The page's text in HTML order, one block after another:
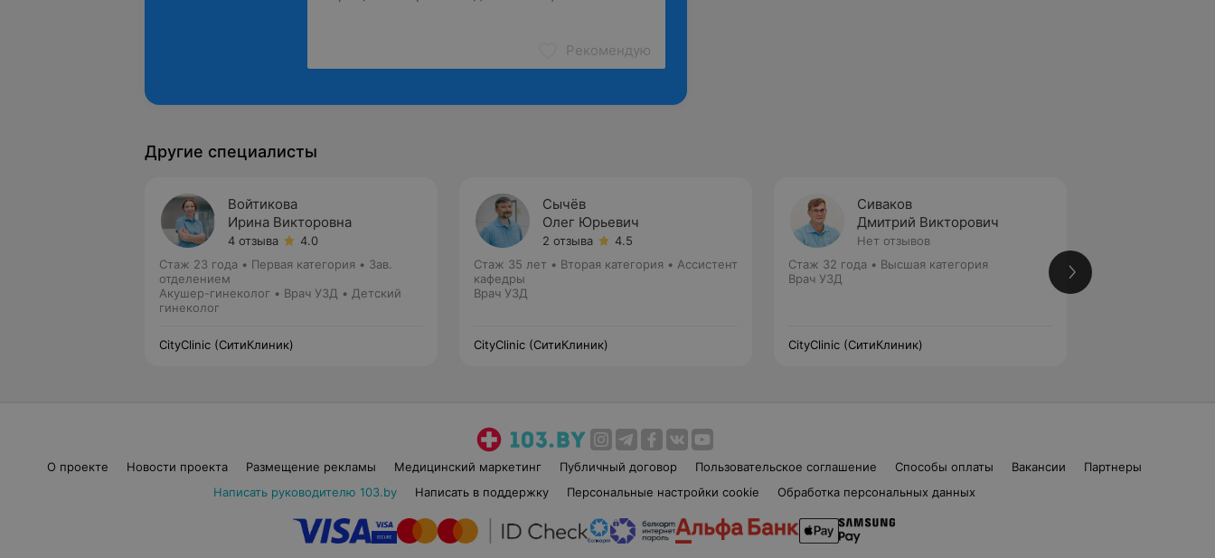
Рекомендую
Другие специалисты
Войтикова
Ирина Викторовна
4 отзыва
4.0
Стаж 23 года • Первая категория • Зав.
отделением
Акушер-гинеколог • Врач УЗД • Детский
гинеколог
CityClinic (СитиКлиник)
Сычёв
Олег Юрьевич
2 отзыва
4.5
Стаж 35 лет • Вторая категория • Ассистент
кафедры
Врач УЗД
CityClinic (СитиКлиник)
Сиваков
Дмитрий Викторович
Нет отзывов
Стаж 32 года • Высшая категория
Врач УЗД
CityClinic (СитиКлиник)
О проекте Новости проекта Размещение рекламы Медицинский маркетинг Публичный договор Пользовательское соглашение Способы оплаты Вакансии
Партнеры
Написать руководителю 103.by
Написать в поддержку Персональные настройки cookie Обработка персональных данных